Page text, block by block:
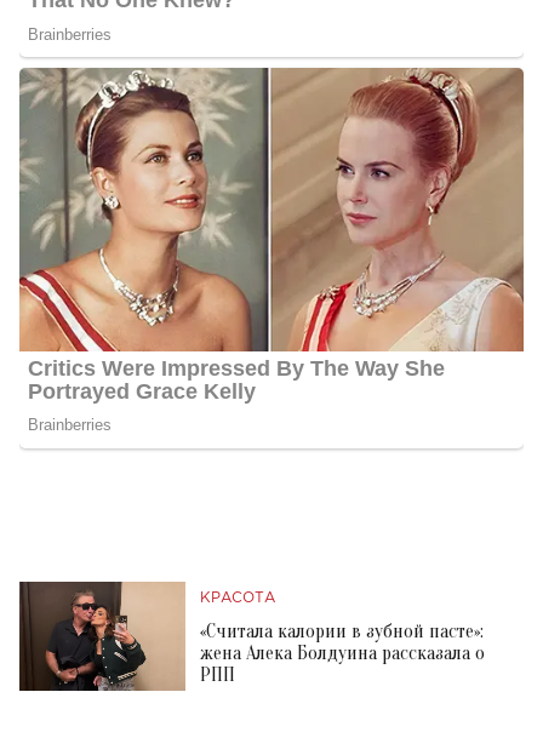
КРАСОТА
«Считала калории в зубной пасте»:
жена Алека Болдуина рассказала о
РПП